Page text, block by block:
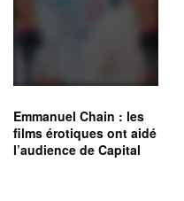
Emmanuel Chain : les
films érotiques ont aidé
l’audience de Capital